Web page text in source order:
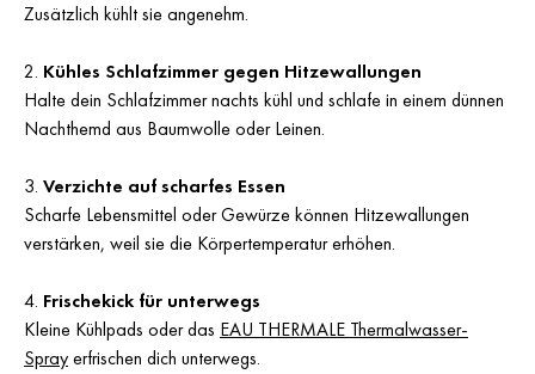
Zusätzlich kühlt sie angenehm.
Kühles Schlafzimmer gegen Hitzewallungen
Halte dein Schlafzimmer nachts kühl und schlafe in einem dünnen
Nachthemd aus Baumwolle oder Leinen.
Verzichte auf scharfes Essen
Scharfe Lebensmittel oder Gewürze können Hitzewallungen
verstärken, weil sie die Körpertemperatur erhöhen.
Frischekick für unterwegs
Kleine Kühlpads oder das EAU THERMALE Thermalwasser-
Sprayerfrischen dich unterwegs.